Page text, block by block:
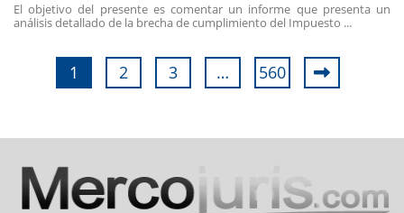
El objetivo del presente es comentar un informe que presenta un
análisis detallado de la brecha de cumplimiento del Impuesto ...
1 2 3 … 560